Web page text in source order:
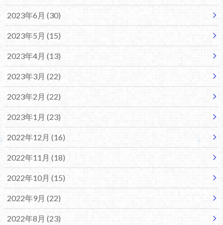
2023年6月 (30)
2023年5月 (15)
2023年4月 (13)
2023年3月 (22)
2023年2月 (22)
2023年1月 (23)
2022年12月 (16)
2022年11月 (18)
2022年10月 (15)
2022年9月 (22)
2022年8月 (23)